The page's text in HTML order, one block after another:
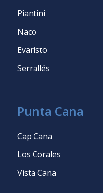
Piantini
Naco
Evaristo
Serrallés
Punta Cana
Cap Cana
Los Corales
Vista Cana